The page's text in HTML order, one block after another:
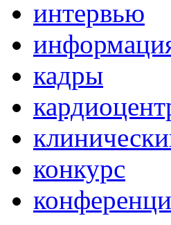
интервью
кадры
конкурс